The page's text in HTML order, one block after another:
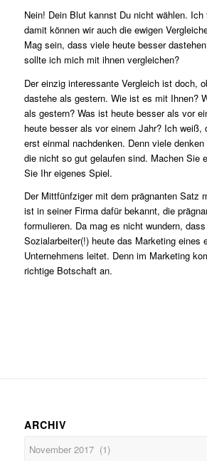
Nein! Dein Blut kannst Du nicht wählen.
damit können wir auch die ewigen
Mag sein, dass viele heute besser
sollte ich mich mit ihnen vergleichen?
Der einzig interessante Vergleich ist doch,
dastehe als gestern. Wie ist es mit Ihnen?
als gestern? Was ist heute besser als vor
heute besser als vor einem Jahr? Ich weiß,
erst einmal nachdenken. Denn viele
die nicht so gut gelaufen sind. Machen Sie
Sie Ihr eigenes Spiel.
Der Mittfünfziger mit dem prägnanten Satz
ist in seiner Firma dafür bekannt, die
formulieren. Da mag es nicht wundern,
Sozialarbeiter(!) heute das Marketing eines
Unternehmens leitet. Denn im Marketing
richtige Botschaft an.
ARCHIV